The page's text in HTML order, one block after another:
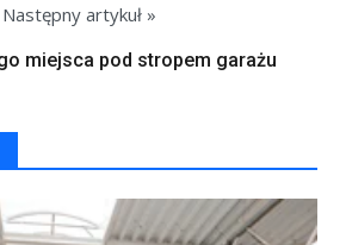
Następny artykuł »
miejsca pod stropem garażu